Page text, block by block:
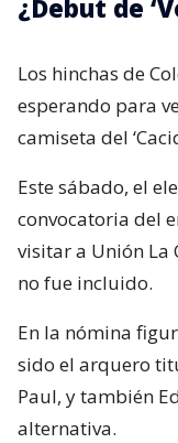
¿Debut de
Los hinchas de
esperando para
camiseta del
Este sábado, el
convocatoria del
visitar a Unión La
no fue incluido.
En la nómina
sido el arquero
Paul, y también
alternativa.